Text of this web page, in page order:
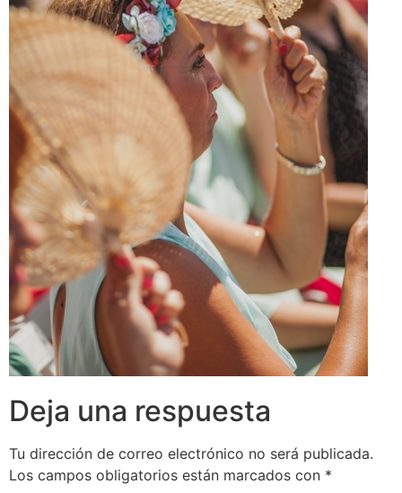
Deja una respuesta
Tu dirección de correo electrónico no será publicada.
Los campos obligatorios están marcados con *